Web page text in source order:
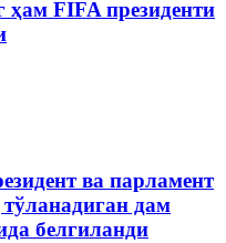
ҳам FIFA президенти
ва парламент
дам
белгиланди